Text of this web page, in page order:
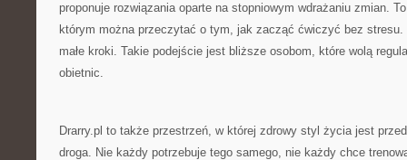
proponuje rozwiązania oparte na stopniowym wdrażaniu zmian.
którym można przeczytać o tym, jak zacząć ćwiczyć bez stresu.
małe kroki. Takie podejście jest bliższe osobom, które wolą
obietnic.
Drarry.pl to także przestrzeń, w której zdrowy styl życia jest
droga. Nie każdy potrzebuje tego samego, nie każdy chce